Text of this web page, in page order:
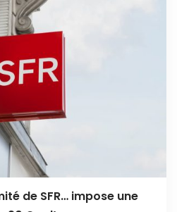
de SFR… impose une